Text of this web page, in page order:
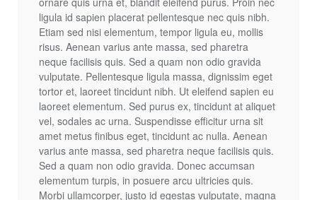
ligula id sapien placerat pellentesque nec quis nibh.
Etiam sed nisi elementum, tempor ligula eu, mollis
risus. Aenean varius ante massa, sed pharetra
neque facilisis quis. Sed a quam non odio gravida
vulputate. Pellentesque ligula massa, dignissim eget
tortor et, laoreet tincidunt nibh. Ut eleifend sapien eu
laoreet elementum. Sed purus ex, tincidunt at aliquet
vel, sodales ac urna. Suspendisse efficitur urna sit
amet metus finibus eget, tincidunt ac nulla. Aenean
varius ante massa, sed pharetra neque facilisis quis.
Sed a quam non odio gravida. Donec accumsan
elementum turpis, in posuere arcu ultricies quis.
Morbi ullamcorper, justo id egestas vulputate, magna